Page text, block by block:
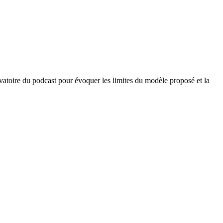
du podcast pour évoquer les limites du modèle proposé et la